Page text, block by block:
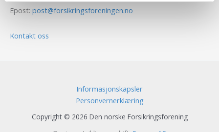
Epost: post@forsikringsforeningen.no
Kontakt oss
Informasjonskapsler
Personvernerklæring
Copyright © 2026 Den norske Forsikringsforening